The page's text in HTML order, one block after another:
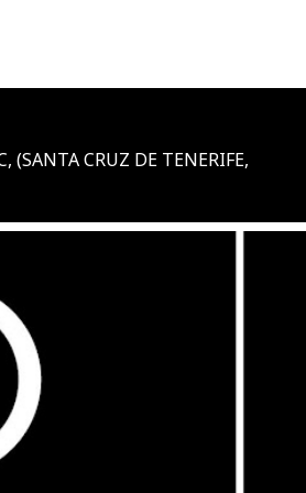
(SANTA CRUZ DE TENERIFE,